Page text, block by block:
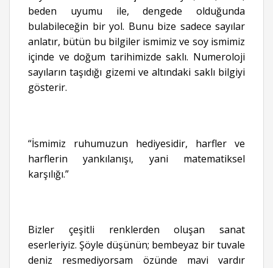
beden uyumu ile, dengede olduğunda
bulabileceğin bir yol. Bunu bize sadece sayılar
anlatır, bütün bu bilgiler ismimiz ve soy ismimiz
içinde ve doğum tarihimizde saklı. Numeroloji
sayıların taşıdığı gizemi ve altındaki saklı bilgiyi
gösterir.
“İsmimiz ruhumuzun hediyesidir, harfler ve
harflerin yankılanışı, yani matematiksel
karşılığı.”
Bizler çeşitli renklerden oluşan sanat
eserleriyiz. Şöyle düşünün; bembeyaz bir tuvale
deniz resmediyorsam özünde mavi vardır